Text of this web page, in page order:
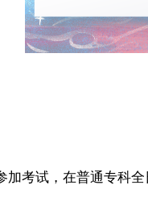
加考试，在普通专科